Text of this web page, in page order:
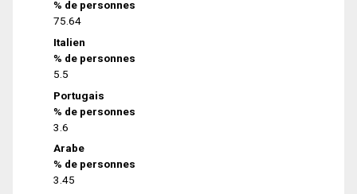
% de personnes
75.64
Italien
% de personnes
5.5
Portugais
% de personnes
3.6
Arabe
% de personnes
3.45